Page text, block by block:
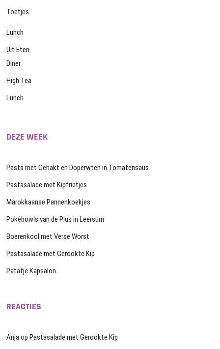
Toetjes
Lunch
Uit Eten
Diner
High Tea
Lunch
DEZE WEEK
Pasta met Gehakt en Doperwten in Tomatensaus
Pastasalade met Kipfrietjes
Marokkaanse Pannenkoekjes
Pokébowls van de Plus in Leersum
Boerenkool met Verse Worst
Pastasalade met Gerookte Kip
Patatje Kapsalon
REACTIES
AnjaopPastasalade met Gerookte Kip